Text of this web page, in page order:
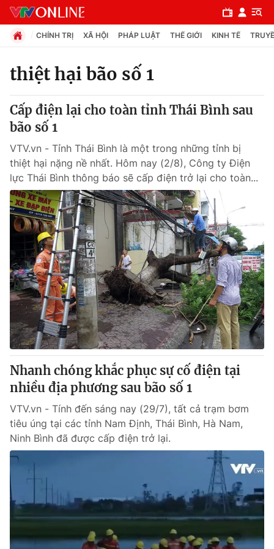
Chuyên mục
Chính trị
Xã hội
Pháp luật
Y tế
Thế giới
Tin tức
Thế giới đó đây
Câu chuyện quốc tế
Kinh tế
Tài chính
Thị trường
Góc doanh nghiệp
Dữ liệu và đời sống
Truyền hình
Hậu trường
Nhân vật
Giải sao mai
Giải trí
Điện ảnh
Âm nhạc
Sao
Đời sống
Làm đẹp
Chất lượng cuộc sống
Giáo dục
Tuyển sinh
Công nghệ
Hitech Công nghệ tương lai
CHÍNH TRỊ XÃ HỘI PHÁP LUẬT THẾ GIỚI KINH TẾ
thiệt hại bão số 1
Cấp điện lại cho toàn tỉnh Thái Bình sau
bão số 1
VTV.vn - Tỉnh Thái Bình là một trong những tỉnh bị
thiệt hại nặng nề nhất. Hôm nay (2/8), Công ty Điện
lực Thái Bình thông báo sẽ cấp điện trở lại cho toàn...
Nhanh chóng khắc phục sự cố điện tại
nhiều địa phương sau bão số 1
VTV.vn - Tính đến sáng nay (29/7), tất cả trạm bơm
tiêu úng tại các tỉnh Nam Định, Thái Bình, Hà Nam,
Ninh Bình đã được cấp điện trở lại.